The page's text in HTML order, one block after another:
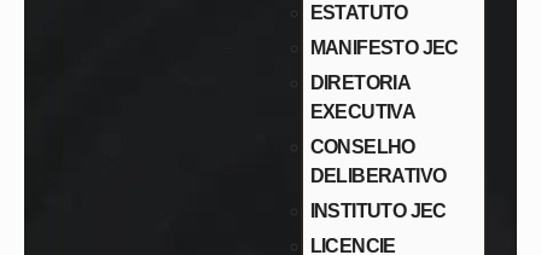
ESTATUTO
MANIFESTO JEC
DIRETORIA
EXECUTIVA
CONSELHO
DELIBERATIVO
INSTITUTO JEC
LICENCIE